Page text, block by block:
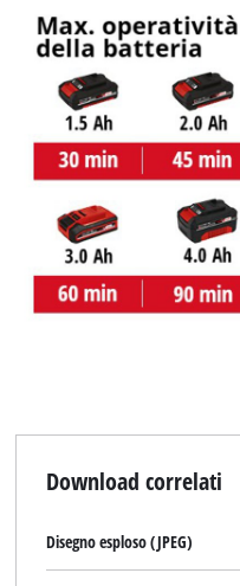
This
to
visitor.
the site
to
Download correlati
Disegno esploso (JPEG)